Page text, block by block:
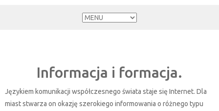
Informacja i formacja.
Językiem komunikacji współczesnego świata staje się Internet. Dla
miast stwarza on okazję szerokiego informowania o różnego typu